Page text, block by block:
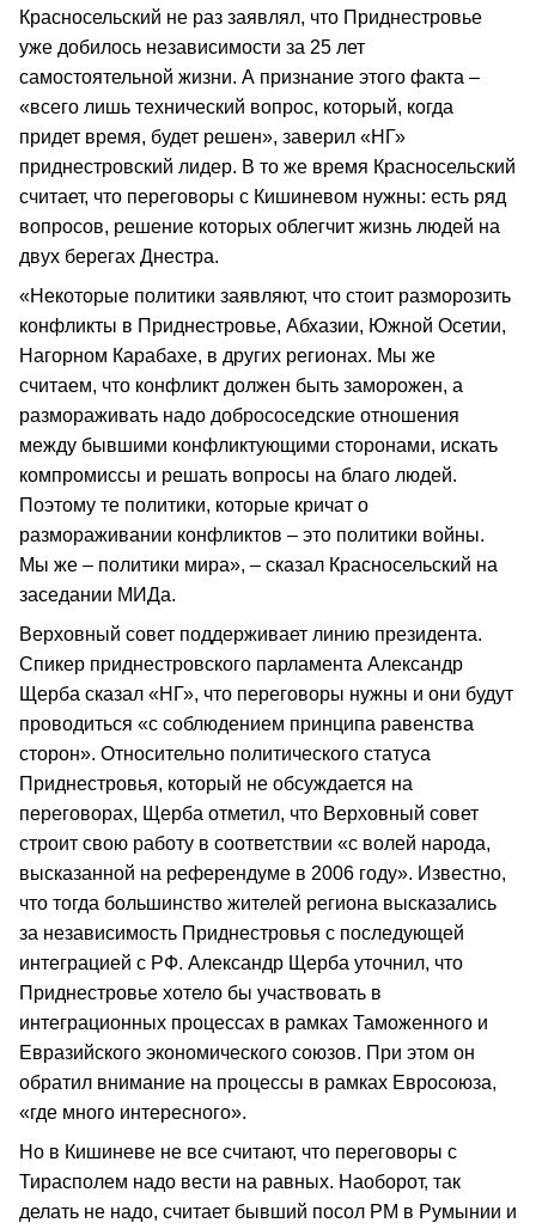
Красносельский не раз заявлял, что Приднестровье
уже добилось независимости за 25 лет
самостоятельной жизни. А признание этого факта –
«всего лишь технический вопрос, который, когда
придет время, будет решен», заверил «НГ»
приднестровский лидер. В то же время Красносельский
считает, что переговоры с Кишиневом нужны: есть ряд
вопросов, решение которых облегчит жизнь людей на
двух берегах Днестра.
«Некоторые политики заявляют, что стоит разморозить
конфликты в Приднестровье, Абхазии, Южной Осетии,
Нагорном Карабахе, в других регионах. Мы же
считаем, что конфликт должен быть заморожен, а
размораживать надо добрососедские отношения
между бывшими конфликтующими сторонами, искать
компромиссы и решать вопросы на благо людей.
Поэтому те политики, которые кричат о
размораживании конфликтов – это политики войны.
Мы же – политики мира», – сказал Красносельский на
заседании МИДа.
Верховный совет поддерживает линию президента.
Спикер приднестровского парламента Александр
Щерба сказал «НГ», что переговоры нужны и они будут
проводиться «с соблюдением принципа равенства
сторон». Относительно политического статуса
Приднестровья, который не обсуждается на
переговорах, Щерба отметил, что Верховный совет
строит свою работу в соответствии «с волей народа,
высказанной на референдуме в 2006 году». Известно,
что тогда большинство жителей региона высказались
за независимость Приднестровья с последующей
интеграцией с РФ. Александр Щерба уточнил, что
Приднестровье хотело бы участвовать в
интеграционных процессах в рамках Таможенного и
Евразийского экономического союзов. При этом он
обратил внимание на процессы в рамках Евросоюза,
«где много интересного».
Но в Кишиневе не все считают, что переговоры с
Тирасполем надо вести на равных. Наоборот, так
делать не надо, считает бывший посол РМ в Румынии и